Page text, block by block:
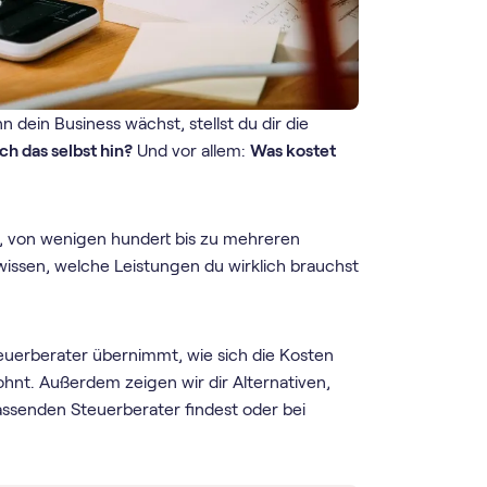
dein Business wächst, stellst du dir die
das selbst hin? Und vor allem:Was kostet
wenigen hundert bis zu mehreren
welche Leistungen du wirklich brauchst
übernimmt, wie sich die Kosten
Außerdem zeigen wir dir Alternativen,
Steuerberater findest oder bei